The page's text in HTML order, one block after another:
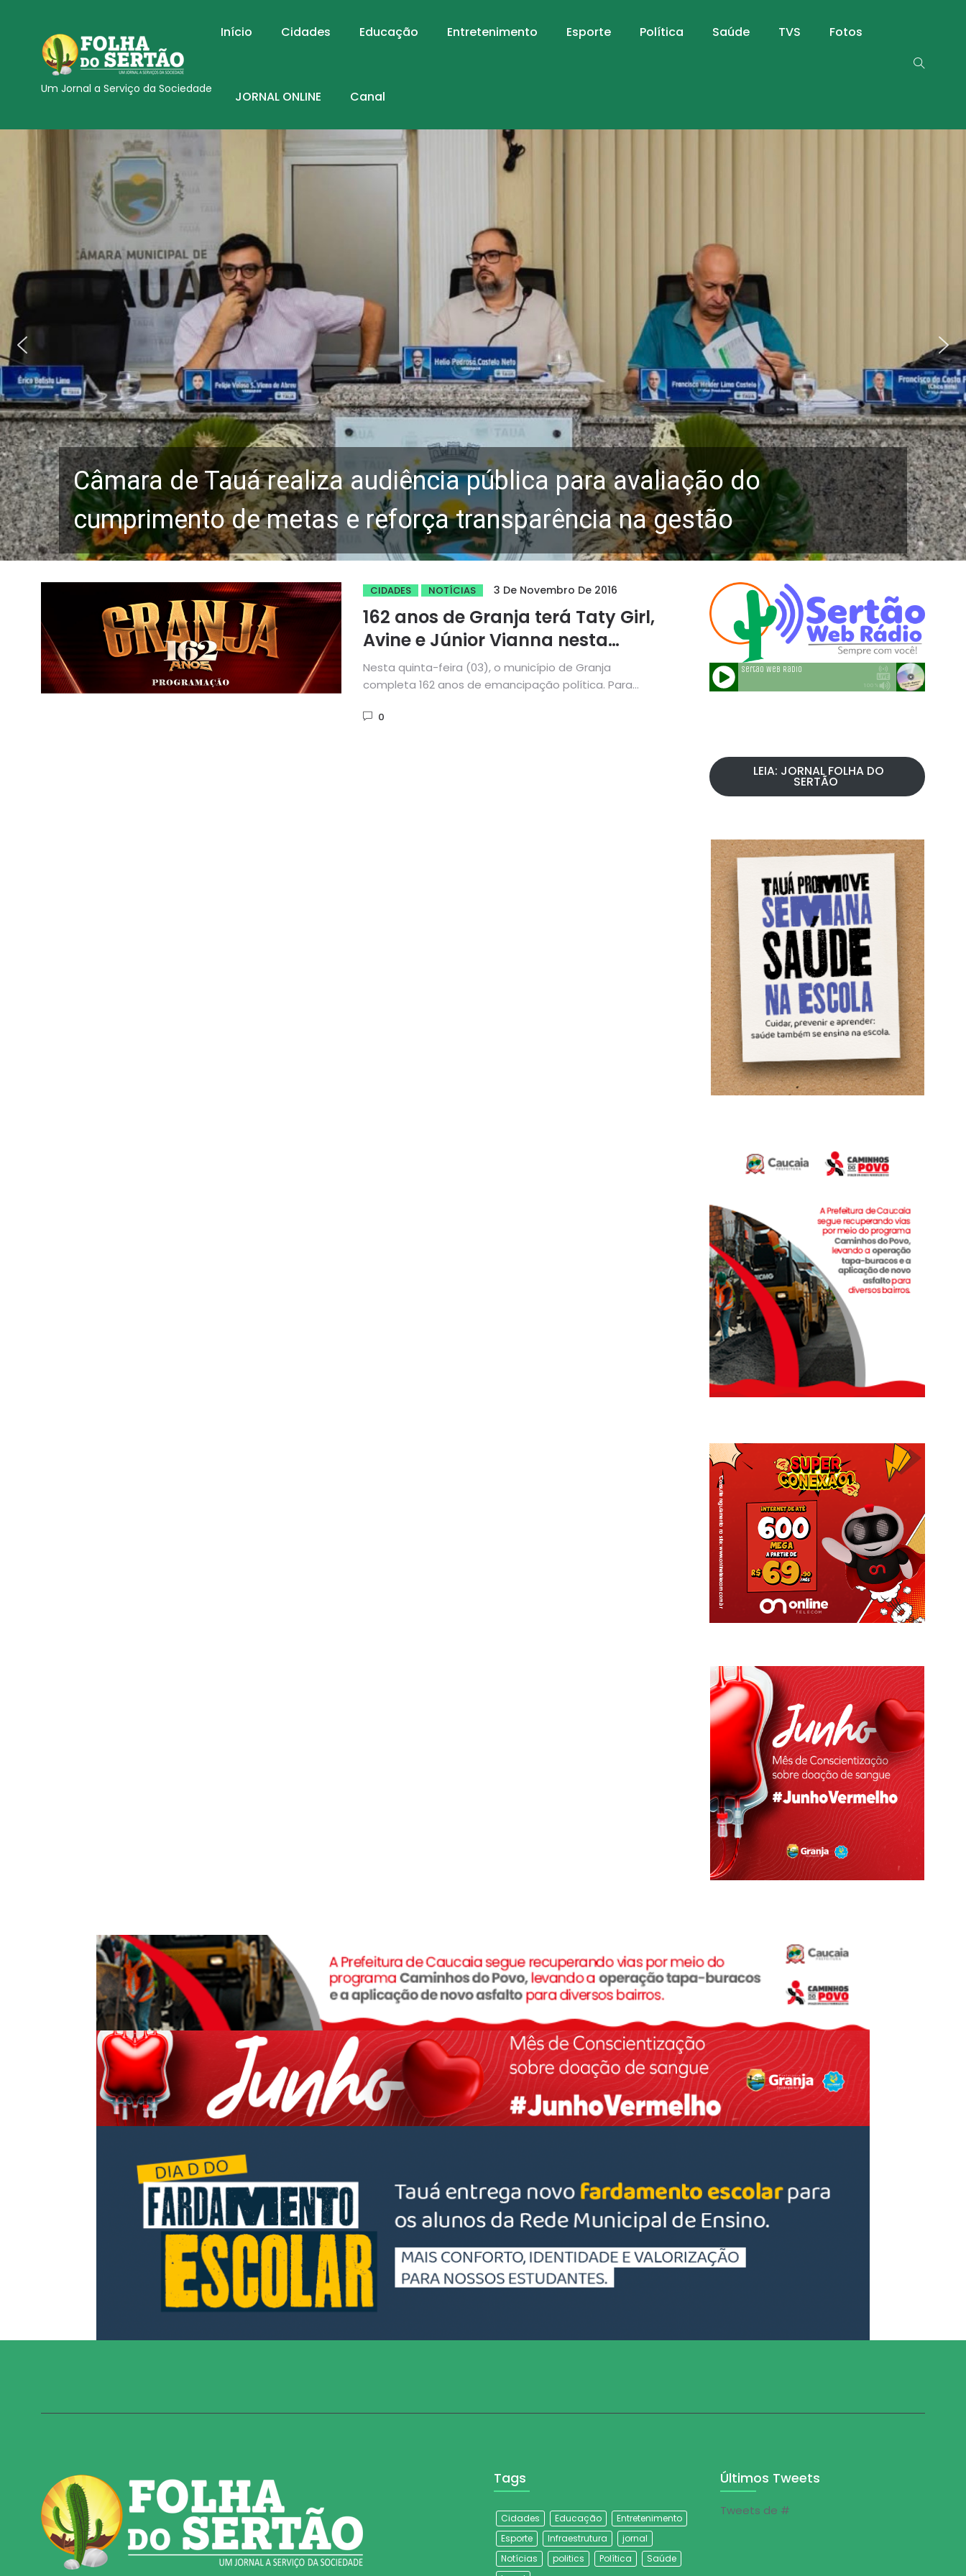
Um Jornal a Serviço da Sociedade
Início Cidades Educação Entretenimento Esporte Política Saúde TVS Fotos
JORNAL ONLINE Canal
Câmara de Tauá realiza audiência pública para avaliação do
cumprimento de metas e reforça transparência na gestão
CIDADES NOTÍCIAS 3 De Novembro De 2016
162 anos de Granja terá Taty Girl,
Avine e Júnior Vianna nesta
quinta
Nesta quinta-feira (03), o município de Granja
completa 162 anos de emancipação política. Para
0
LEIA: JORNAL FOLHA DO
SERTÃO
Tags
Cidades Educação
Entretenimento
Esporte
Infraestrutura
jornal
Notícias
politics Política
Saúde
Últimos Tweets
Tweets de #